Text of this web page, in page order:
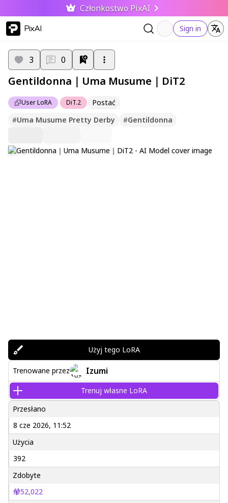
Członkostwo PixAI
PixAI Sign in
User LoRA DiT.2 Postać
3 0
Gentildonna｜Uma Musume｜DiT2
#Uma Musume Pretty Derby #Gentildonna
Użyj tego LoRA
Trenowane przez Izumi
Trenuj własne LoRA
Przesłano
8 cze 2026, 11:52
Użycia
392
Zdobyte
52,022